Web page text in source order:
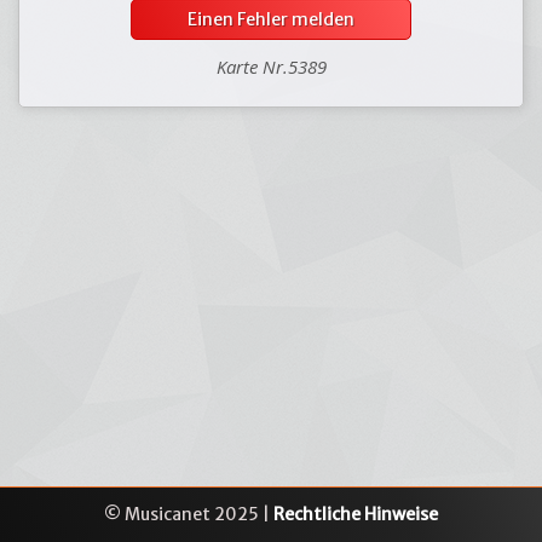
Einen Fehler melden
Karte Nr.5389
© Musicanet 2025 | Rechtliche Hinweise